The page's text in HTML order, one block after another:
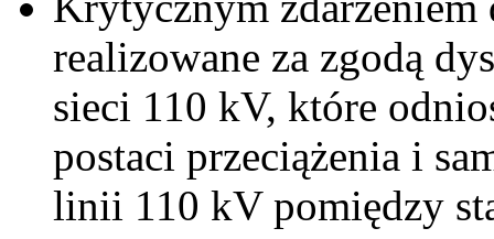
realizowane za zgodą
sieci 110 kV, które
postaci przeciążenia i
linii 110 kV pomiędzy